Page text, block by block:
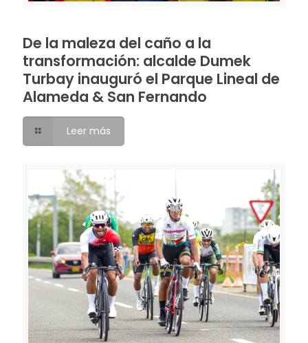
De la maleza del caño a la
transformación: alcalde Dumek
Turbay inauguró el Parque Lineal de
Alameda & San Fernando
Leer más